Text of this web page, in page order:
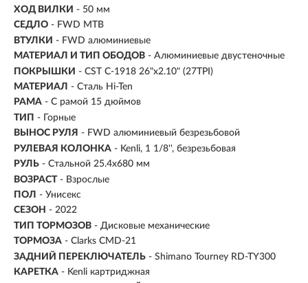
ХОД ВИЛКИ - 50 мм
СЕДЛО - FWD MTB
ВТУЛКИ - FWD алюминиевые
МАТЕРИАЛ И ТИП ОБОДОВ - Алюминиевые двустеночные
ПОКРЫШКИ - CST C-1918 26"x2.10" (27TPI)
МАТЕРИАЛ - Сталь Hi-Ten
РАМА - С рамой 15 дюймов
ТИП - Горные
ВЫНОС РУЛЯ - FWD алюминиевый безрезьбовой
РУЛЕВАЯ КОЛОНКА - Kenli, 1 1/8'', безрезьбовая
РУЛЬ - Стальной 25.4х680 мм
ВОЗРАСТ - Взрослые
ПОЛ - Унисекс
СЕЗОН - 2022
ТИП ТОРМОЗОВ - Дисковые механические
ТОРМОЗА - Clarks CMD-21
ЗАДНИЙ ПЕРЕКЛЮЧАТЕЛЬ - Shimano Tourney RD-TY300
КАРЕТКА - Kenli картриджная